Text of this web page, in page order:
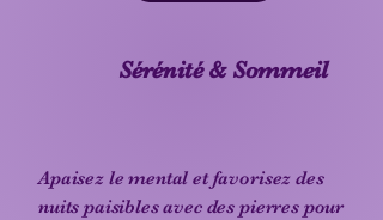
Sérénité & Sommeil
Apaisez le mental et favorisez des
nuits paisibles avec des pierres pour